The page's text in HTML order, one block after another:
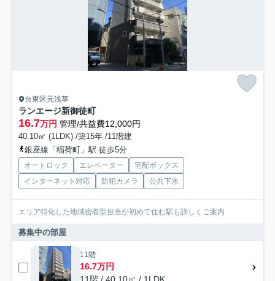
台東区元浅草
ランエージ新御徒町
16.7万円 管理/共益費12,000円
40.10㎡ (1LDK) /築15年 /11階建
銀座線「稲荷町」駅 徒歩5分
オートロック エレベーター
宅配ボックス
インターネット対応
防犯カメラ 公共下水
エリア特化した地域密着型担当が初めて住む駅も詳しくご案内
募集中の部屋
11階
16.7万円